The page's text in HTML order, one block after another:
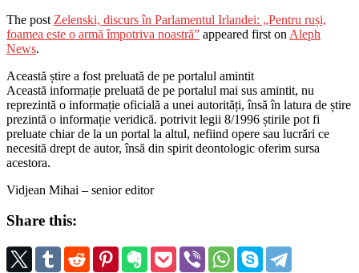
The post Zelenski, discurs în Parlamentul Irlandei: „Pentru ruși,
foamea este o armă împotriva noastră” appeared first on Aleph
News.
Această știre a fost preluată de pe portalul amintit
Această informație preluată de pe portalul mai sus amintit, nu
reprezintă o informație oficială a unei autorități, însă în latura de știre
prezintă o informație veridică. potrivit legii 8/1996 știrile pot fi
preluate chiar de la un portal la altul, nefiind opere sau lucrări ce
necesită drept de autor, însă din spirit deontologic oferim sursa
acestora.
Vidjean Mihai – senior editor
Share this: